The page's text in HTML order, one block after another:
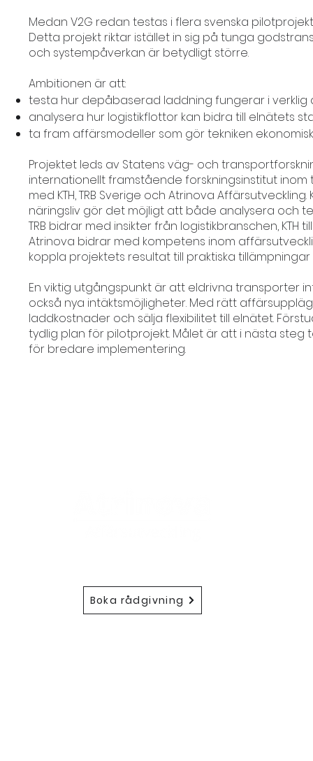
Medan V2G redan testas i flera svenska
Detta projekt riktar istället in sig på tunga
och systempåverkan är betydligt större.
Ambitionen är att:
testa hur depåbaserad laddning fungerar i verklig
analysera hur logistikflottor kan bidra till elnätets
ta fram affärsmodeller som gör tekniken
Projektet leds av Statens väg- och
internationellt framstående forskningsinstitut
med KTH, TRB Sverige och Atrinova
näringsliv gör det möjligt att både analysera och
TRB bidrar med insikter från logistikbranschen,
Atrinova bidrar med kompetens inom
koppla projektets resultat till praktiska
En viktig utgångspunkt är att eldrivna transporter
också nya intäktsmöjligheter. Med rätt
laddkostnader och sälja flexibilitet till elnätet.
tydlig plan för pilotprojekt. Målet är att i nästa
för bredare implementering.
Boka rådgivning